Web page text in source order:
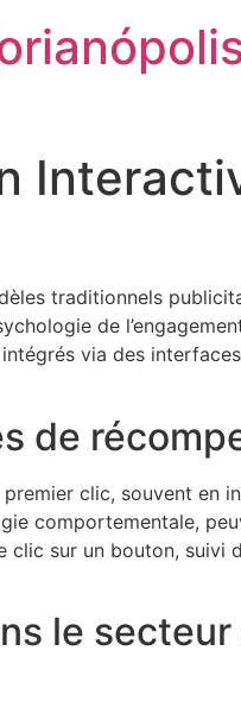
traditionnels
de
via des
de
clic, souvent en
comportementale,
clic sur un bouton, suivi
le